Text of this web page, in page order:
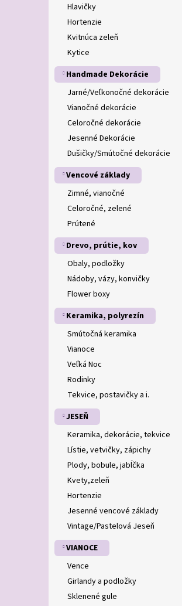
Hlavičky
Hortenzie
Kvitnúca zeleň
Kytice
Handmade Dekorácie
Jarné/Veľkonočné dekorácie
Vianočné dekorácie
Celoročné dekorácie
Jesenné Dekorácie
Dušičky/Smútočné dekorácie
Vencové základy
Zimné, vianočné
Celoročné, zelené
Prútené
Drevo, prútie, kov
Obaly, podložky
Nádoby, vázy, konvičky
Flower boxy
Keramika, polyrezín
Smútočná keramika
Vianoce
Veľká Noc
Rodinky
Tekvice, postavičky a i.
JESEŇ
Keramika, dekorácie, tekvice
Lístie, vetvičky, zápichy
Plody, bobule, jabĺčka
Kvety,zeleň
Hortenzie
Jesenné vencové základy
Vintage/Pastelová Jeseň
VIANOCE
Vence
Girlandy a podložky
Sklenené gule